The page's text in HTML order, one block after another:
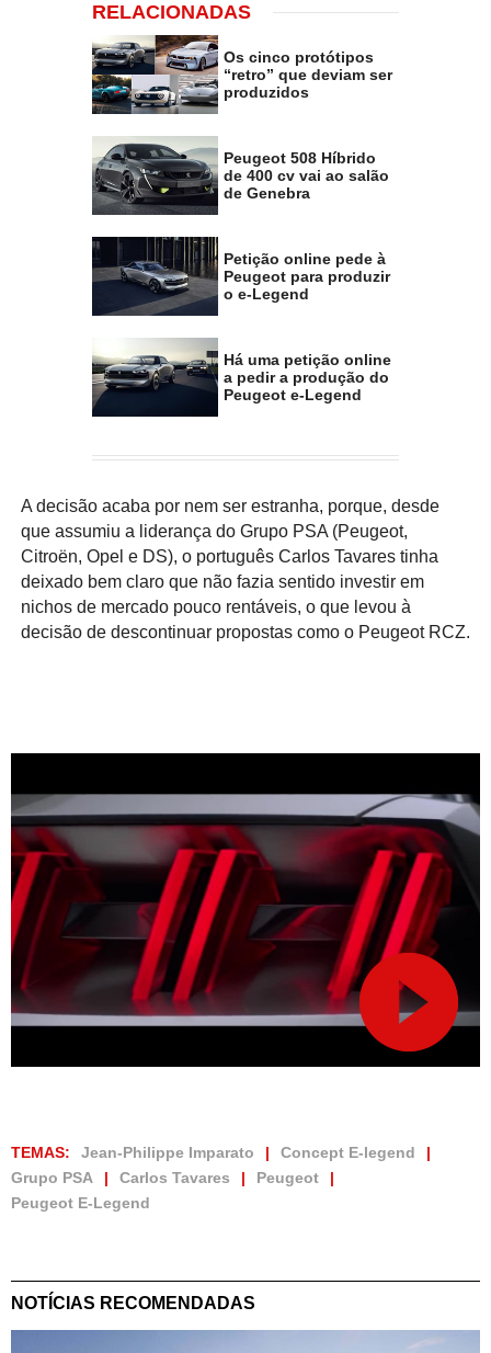
RELACIONADAS
Os cinco protótipos
“retro” que deviam ser
produzidos
Peugeot 508 Híbrido
de 400 cv vai ao salão
de Genebra
Petição online pede à
Peugeot para produzir
o e-Legend
Há uma petição online
a pedir a produção do
Peugeot e-Legend
A decisão acaba por nem ser estranha, porque, desde
que assumiu a liderança do Grupo PSA (Peugeot,
Citroën, Opel e DS), o português Carlos Tavares tinha
deixado bem claro que não fazia sentido investir em
nichos de mercado pouco rentáveis, o que levou à
decisão de descontinuar propostas como o Peugeot RCZ.
TEMAS: Jean-Philippe Imparato
Concept E-legend
Grupo PSA
Carlos Tavares
Peugeot
Peugeot E-Legend
NOTÍCIAS RECOMENDADAS